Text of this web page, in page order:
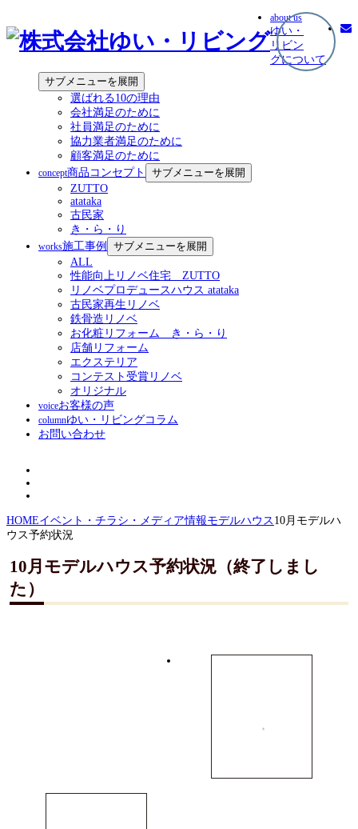
about us
ゆい・
リビン
グについて
サブメニューを展開
選ばれる10の理由
会社満足のために
社員満足のために
協力業者満足のために
顧客満足のために
concept商品コンセプト
サブメニューを展開
ZUTTO
atataka
古民家
き・ら・り
works施工事例
サブメニューを展開
ALL
性能向上リノベ住宅 ZUTTO
リノベプロデュースハウス atataka
古民家再生リノベ
鉄骨造リノベ
お化粧リフォーム き・ら・り
店舗リフォーム
エクステリア
コンテスト受賞リノベ
オリジナル
voiceお客様の声
columnゆい・リビングコラム
お問い合わせ
HOMEイベント・チラシ・メディア情報モデルハウス 10月モデルハ
ウス予約状況
10月モデルハウス予約状況（終了しまし
た）